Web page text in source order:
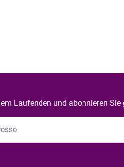
Laufenden und abonnieren Sie